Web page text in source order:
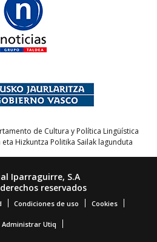
de Cultura y Política Lingüística
Hizkuntza Politika Sailak lagunduta
Iparraguirre, S.A
reservados
Condiciones de uso Cookies
Administrar Utiq